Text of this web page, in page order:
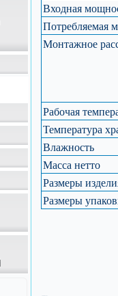
Входная
Потребляемая
Монтажное
Рабочая
Температура
Влажность
Масса нетто
Размеры
Размеры